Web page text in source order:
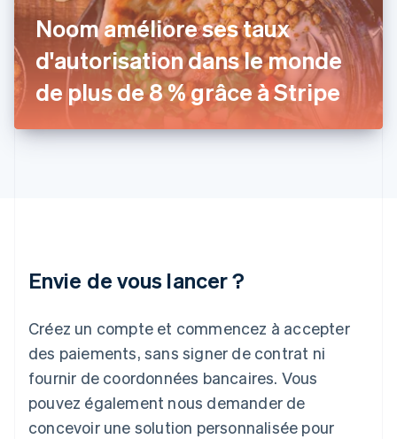
Noom améliore ses taux
d'autorisation dans le monde
de plus de 8 % grâce à Stripe
Envie de vous lancer ?
Créez un compte et commencez à accepter
des paiements, sans signer de contrat ni
fournir de coordonnées bancaires. Vous
pouvez également nous demander de
concevoir une solution personnalisée pour
Grèce
English
Hongrie
English
Inde
English
English
Deutsch English
Luxembourg
FrançaisDeutsch English
Malaisie
English 简体中文
Malte
English